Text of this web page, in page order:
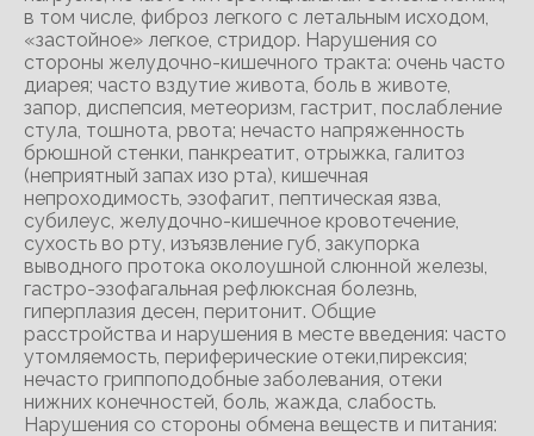
в том числе, фиброз легкого с летальным исходом,
«застойное» легкое, стридор. Нарушения со
стороны желудочно-кишечного тракта: очень часто
диарея; часто вздутие живота, боль в животе,
запор, диспепсия, метеоризм, гастрит, послабление
стула, тошнота, рвота; нечасто напряженность
брюшной стенки, панкреатит, отрыжка, галитоз
(неприятный запах изо рта), кишечная
непроходимость, эзофагит, пептическая язва,
субилеус, желудочно-кишечное кровотечение,
сухость во рту, изъязвление губ, закупорка
выводного протока околоушной слюнной железы,
гастро-эзофагальная рефлюксная болезнь,
гиперплазия десен, перитонит. Общие
расстройства и нарушения в месте введения: часто
утомляемость, периферические отеки,пирексия;
нечасто гриппоподобные заболевания, отеки
нижних конечностей, боль, жажда, слабость.
Нарушения со стороны обмена веществ и питания: